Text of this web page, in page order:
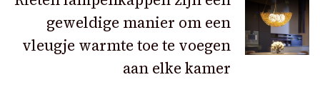
geweldige manier om een
vleugje warmte toe te voegen
aan elke kamer